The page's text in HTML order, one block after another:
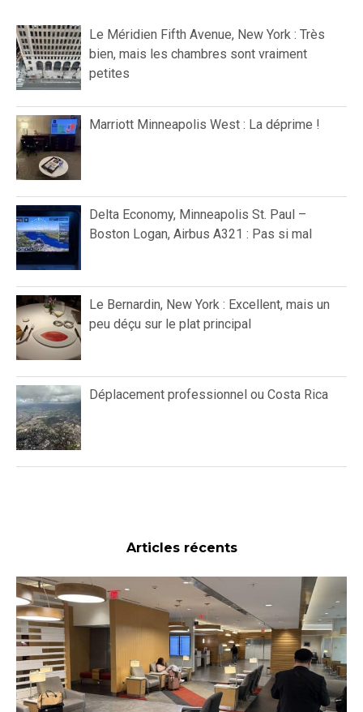
Le Méridien Fifth Avenue, New York : Très
bien, mais les chambres sont vraiment
petites
Marriott Minneapolis West : La déprime !
Delta Economy, Minneapolis St. Paul –
Boston Logan, Airbus A321 : Pas si mal
Le Bernardin, New York : Excellent, mais un
peu déçu sur le plat principal
Déplacement professionnel ou Costa Rica
Articles récents